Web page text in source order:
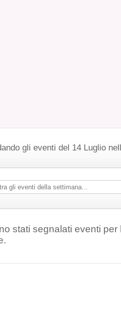
gli eventi del 14 Luglio
stati segnalati eventi per